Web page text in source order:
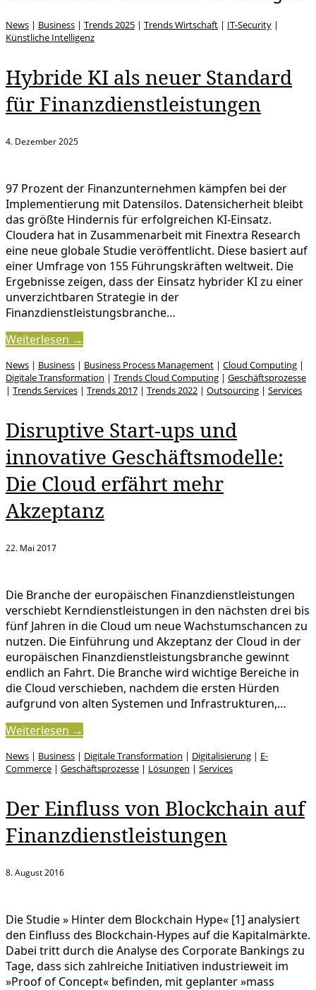
News | Business | Trends 2025 | Trends Wirtschaft | IT-Security |
Künstliche Intelligenz
Hybride KI als neuer Standard
für Finanzdienstleistungen
4. Dezember 2025
97 Prozent der Finanzunternehmen kämpfen bei der
Implementierung mit Datensilos. Datensicherheit bleibt
das größte Hindernis für erfolgreichen KI-Einsatz.
Cloudera hat in Zusammenarbeit mit Finextra Research
eine neue globale Studie veröffentlicht. Diese basiert auf
einer Umfrage von 155 Führungskräften weltweit. Die
Ergebnisse zeigen, dass der Einsatz hybrider KI zu einer
unverzichtbaren Strategie in der
Finanzdienstleistungsbranche…
Weiterlesen →
News | Business | Business Process Management | Cloud Computing |
Digitale Transformation | Trends Cloud Computing | Geschäftsprozesse
| Trends Services | Trends 2017 | Trends 2022 | Outsourcing | Services
Disruptive Start-ups und
innovative Geschäftsmodelle:
Die Cloud erfährt mehr
Akzeptanz
22. Mai 2017
Die Branche der europäischen Finanzdienstleistungen
verschiebt Kerndienstleistungen in den nächsten drei bis
fünf Jahren in die Cloud um neue Wachstumschancen zu
nutzen. Die Einführung und Akzeptanz der Cloud in der
europäischen Finanzdienstleistungsbranche gewinnt
endlich an Fahrt. Die Branche wird wichtige Bereiche in
die Cloud verschieben, nachdem die ersten Hürden
aufgrund von alten Systemen und Infrastrukturen,…
Weiterlesen →
News | Business | Digitale Transformation | Digitalisierung | E-
Commerce | Geschäftsprozesse | Lösungen | Services
Der Einfluss von Blockchain auf
Finanzdienstleistungen
8. August 2016
Die Studie » Hinter dem Blockchain Hype« [1] analysiert
den Einfluss des Blockchain-Hypes auf die Kapitalmärkte.
Dabei tritt durch die Analyse des Corporate Bankings zu
Tage, dass sich zahlreiche Initiativen industrieweit im
»Proof of Concept« befinden, mit geplanter »mass